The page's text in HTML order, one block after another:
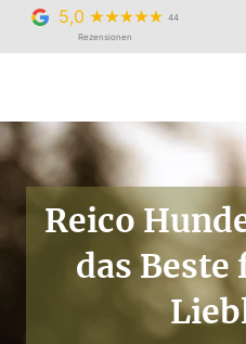
springen
5,0
44
Rezensionen
Reico
das